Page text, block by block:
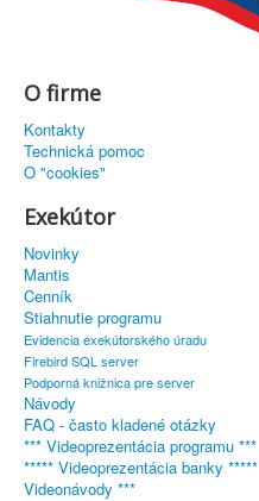
O firme
Kontakty
Technická pomoc
O "cookies"
Exekútor
Novinky
Mantis
Cenník
Stiahnutie programu
Evidencia exekútorského úradu
Firebird SQL server
Podporná knižnica pre server
Návody
FAQ - často kladené otázky
*** Videoprezentácia programu ***
***** Videoprezentácia banky *****
Videonávody ***